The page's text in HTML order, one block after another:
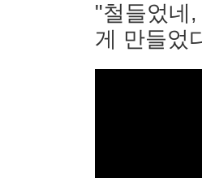
"철들었네
게 만들었